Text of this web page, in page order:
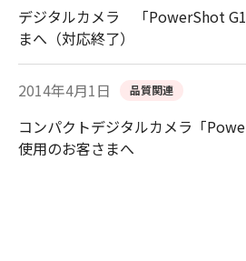
デジタルカメラ 「PowerShot
まへ（対応終了）
2014年4月1日 品質関連
コンパクトデジタルカメラ「
使用のお客さまへ